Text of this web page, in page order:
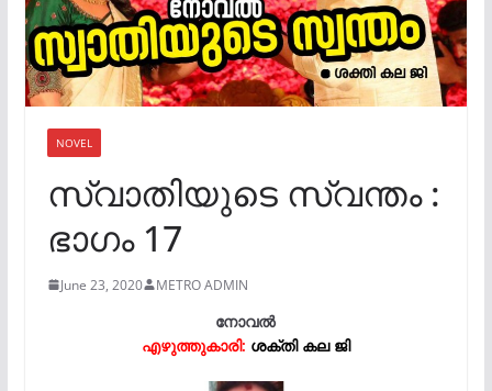
NOVEL
സ്വാതിയുടെ സ്വന്തം :
ഭാഗം 17
June 23, 2020 METRO ADMIN
നോവൽ
എഴുത്തുകാരി: ശക്തി കല ജി